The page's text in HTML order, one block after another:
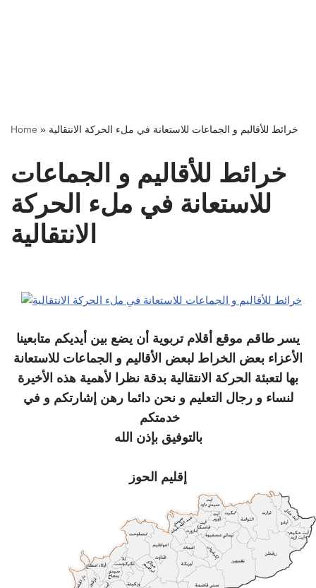
Home » خرائط للأقاليم و الجماعات للاستعانة في ملء الحركة الانتقالية
خرائط للأقاليم و الجماعات
للاستعانة في ملء الحركة
الانتقالية
يسر طاقم موقع أقلام تربوية أن يضع بين أيديكم متابعينا
الأعزاء بعض الخراط لبعض الأقاليم و الجماعات للاستعانة
بها لتعبئة الحركة الانتقالية بدقة نظرا لأهمية هذه الأخيرة
لنساء و رجال التعليم و نحن دائما رهن إشارتكم و في
خدمتكم
بالتوفيق بإذن الله
إقليم الحوز